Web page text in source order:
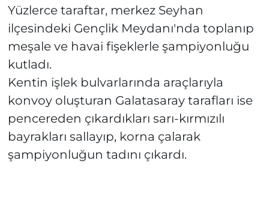
Yüzlerce taraftar, merkez Seyhan
ilçesindeki Gençlik Meydanı'nda toplanıp
meşale ve havai fişeklerle şampiyonluğu
kutladı.
Kentin işlek bulvarlarında araçlarıyla
konvoy oluşturan Galatasaray tarafları ise
pencereden çıkardıkları sarı-kırmızılı
bayrakları sallayıp, korna çalarak
şampiyonluğun tadını çıkardı.